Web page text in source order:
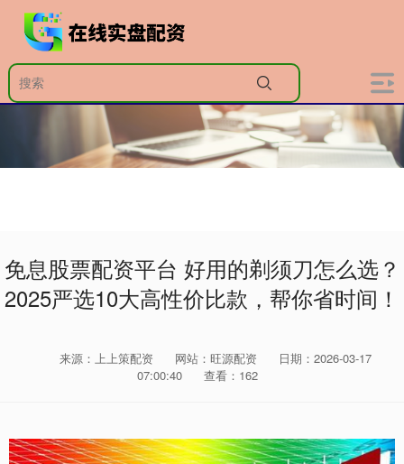
免息股票配资平台 好用的剃须刀怎么选？
2025严选10大高性价比款，帮你省时间！
来源：上上策配资 网站：旺源配资
日期：2026-03-17
07:00:40
查看：162